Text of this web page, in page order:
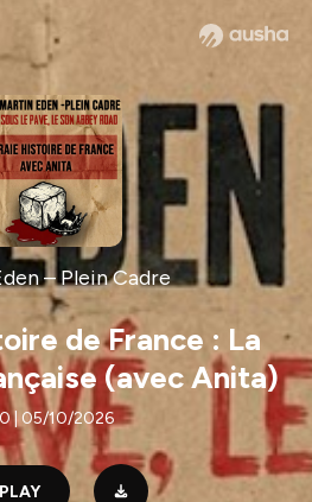
– Plein Cadre
de France : La
(avec Anita)
| 05/10/2026
PLAY